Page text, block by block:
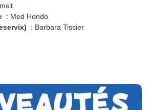
: Med Hondo
: Barbara Tissier